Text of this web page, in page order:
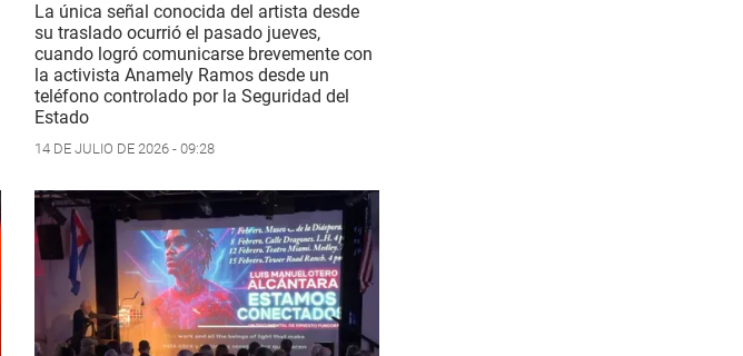
La única señal conocida del artista desde
su traslado ocurrió el pasado jueves,
cuando logró comunicarse brevemente con
la activista Anamely Ramos desde un
teléfono controlado por la Seguridad del
Estado
14 DE JULIO DE 2026 - 09:28